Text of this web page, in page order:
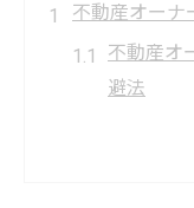
不動産オーナ
不動産オ
避法
大阪府